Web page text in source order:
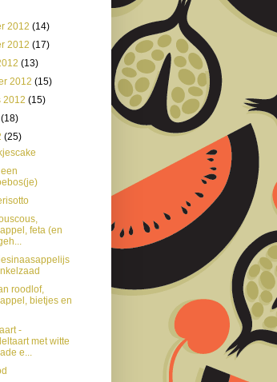
2012(14)
2012(17)
(13)
2012(15)
2012(15)
(18)
(25)
feta (en
roodlof,
bietjes en
-
met witte
e...